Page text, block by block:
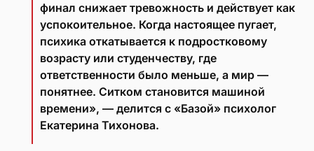
финал снижает тревожность и действует как
успокоительное. Когда настоящее пугает,
психика откатывается к подростковому
возрасту или студенчеству, где
ответственности было меньше, а мир —
понятнее. Ситком становится машиной
времени», — делится с «Базой» психолог
Екатерина Тихонова.